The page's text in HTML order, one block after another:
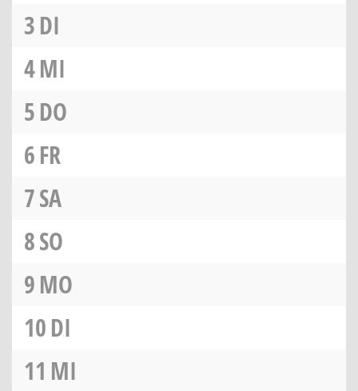
3DI
4MI
5DO
6FR
7SA
8SO
9MO
10DI
11 MI